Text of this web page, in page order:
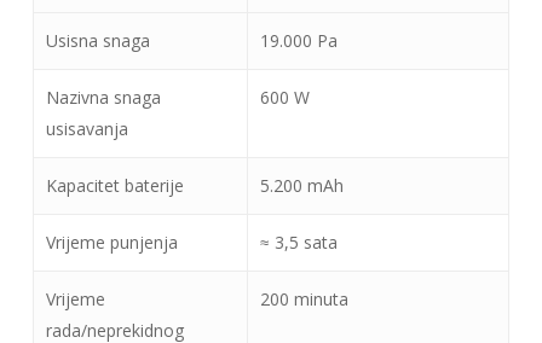
Usisna snaga 19.000 Pa
Nazivna snaga
usisavanja
600 W
Kapacitet baterije 5.200 mAh
Vrijeme punjenja ≈ 3,5 sata
Vrijeme
rada/neprekidnog
200 minuta